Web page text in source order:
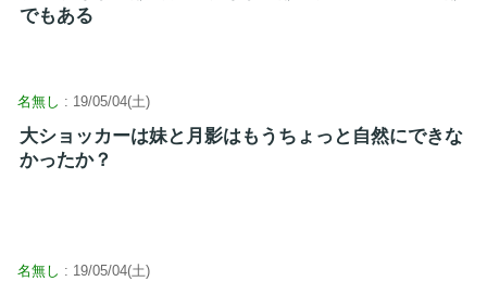
でもある
名無し : 19/05/04(土)
大ショッカーは妹と月影はもうちょっと自然にできな
かったか？
名無し : 19/05/04(土)